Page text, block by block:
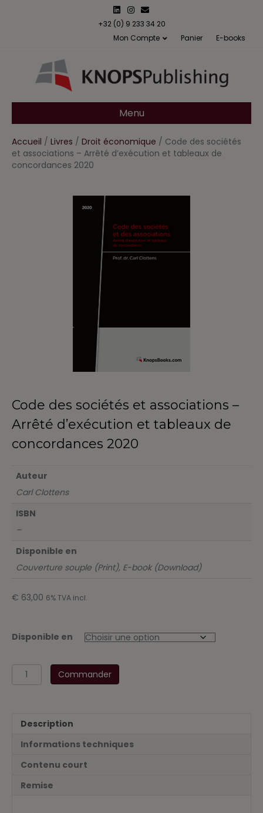
n
n
s
a
m
m
a
l
+32 (0) 9 233 34 20
Mon Compte
Panier E-books
Menu
Accueil / Livres / Droit économique / Code des sociétés
et associations – Arrêté d’exécution et tableaux de
concordances 2020
Code des sociétés et associations –
Arrêté d’exécution et tableaux de
concordances 2020
Auteur
Carl Clottens
ISBN
–
Disponible en
Couverture souple (Print), E-book (Download)
€ 63,00 6% TVA incl.
Disponible en
quantité
de
associations
Arrêté
Commander
Description
Informations techniques
Contenu court
Remise